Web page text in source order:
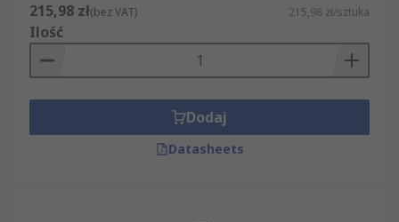
215,98 zł(bez VAT) 215,98 zł/sztuka
Ilość
Dodaj
Datasheets